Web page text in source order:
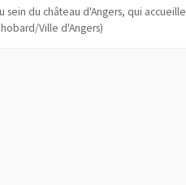
du château d'Angers, qui accueille
Ville d'Angers)